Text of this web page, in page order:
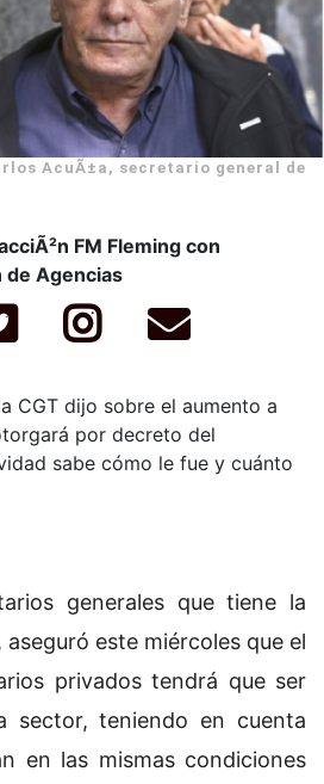
AcuÃ±a, secretario general de
FM Fleming con
de Agencias
CGT dijo sobre el aumento a
por decreto del
sabe cómo le fue y cuánto
generales que tiene la
aseguró este miércoles que el
privados tendrá que ser
sector, teniendo en cuenta
en las mismas condiciones